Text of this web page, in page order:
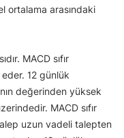
ortalama arasındaki
MACD sıfır
12 günlük
değerinden yüksek
MACD sıfır
uzun vadeli talepten